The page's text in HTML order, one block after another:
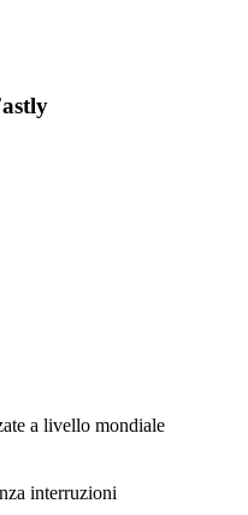
a livello mondiale
interruzioni